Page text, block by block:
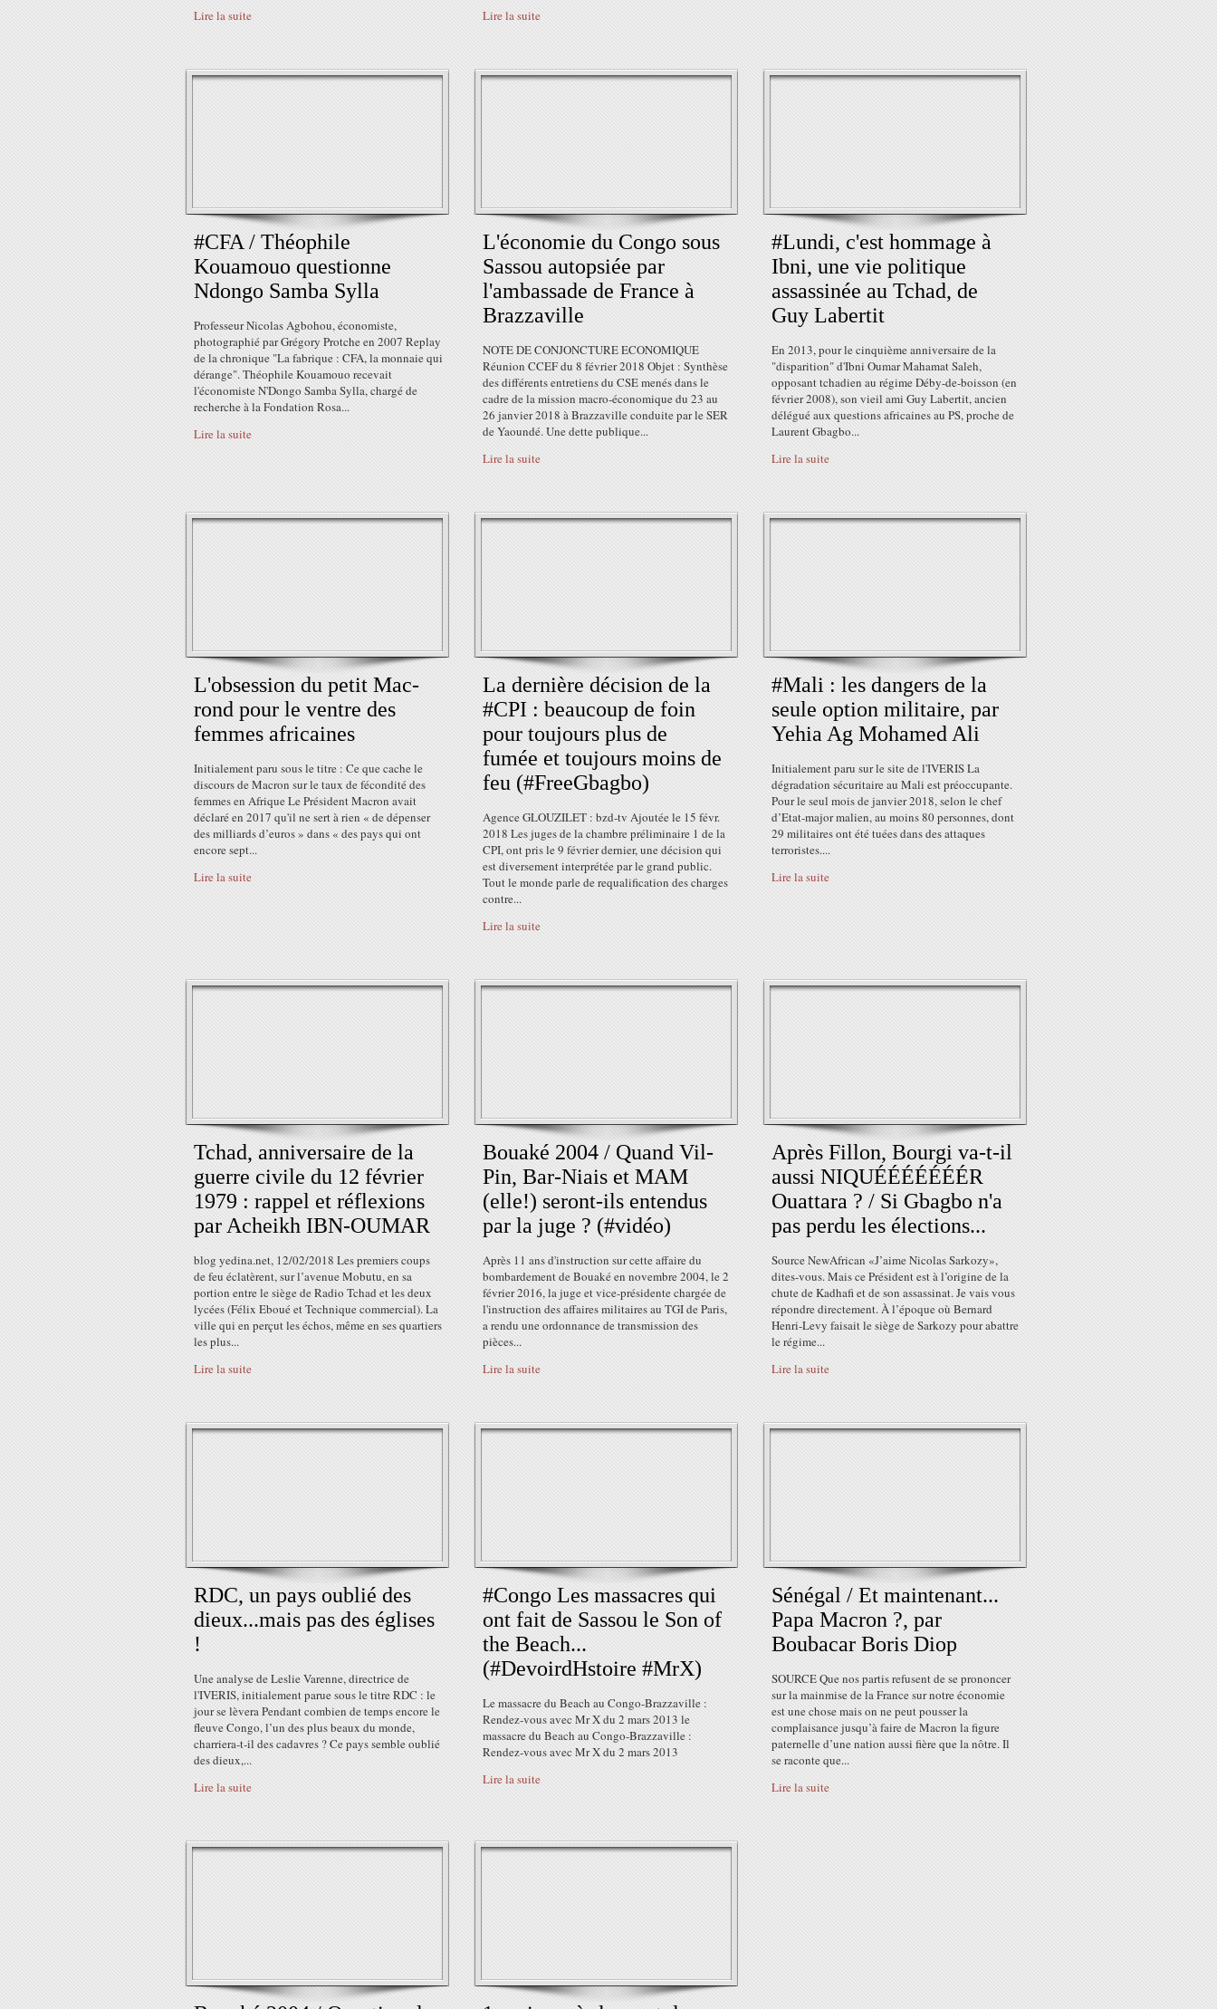
Lire la suite
Lire la suite
#CFA / Théophile
Kouamouo questionne
Ndongo Samba Sylla
Professeur Nicolas Agbohou, économiste,
photographié par Grégory Protche en 2007 Replay
de la chronique "La fabrique : CFA, la monnaie qui
dérange". Théophile Kouamouo recevait
l'économiste N'Dongo Samba Sylla, chargé de
recherche à la Fondation Rosa...
Lire la suite
L'économie du Congo sous
Sassou autopsiée par
l'ambassade de France à
Brazzaville
NOTE DE CONJONCTURE ECONOMIQUE
Réunion CCEF du 8 février 2018 Objet : Synthèse
des différents entretiens du CSE menés dans le
cadre de la mission macro-économique du 23 au
26 janvier 2018 à Brazzaville conduite par le SER
de Yaoundé. Une dette publique...
Lire la suite
#Lundi, c'est hommage à
Ibni, une vie politique
assassinée au Tchad, de
Guy Labertit
En 2013, pour le cinquième anniversaire de la
"disparition" d'Ibni Oumar Mahamat Saleh,
opposant tchadien au régime Déby-de-boisson (en
février 2008), son vieil ami Guy Labertit, ancien
délégué aux questions africaines au PS, proche de
Laurent Gbagbo...
Lire la suite
L'obsession du petit Mac-
rond pour le ventre des
femmes africaines
Initialement paru sous le titre : Ce que cache le
discours de Macron sur le taux de fécondité des
femmes en Afrique Le Président Macron avait
déclaré en 2017 qu'il ne sert à rien « de dépenser
des milliards d’euros » dans « des pays qui ont
encore sept...
Lire la suite
La dernière décision de la
#CPI : beaucoup de foin
pour toujours plus de
fumée et toujours moins de
feu (#FreeGbagbo)
Agence GLOUZILET : bzd-tv Ajoutée le 15 févr.
2018 Les juges de la chambre préliminaire 1 de la
CPI, ont pris le 9 février dernier, une décision qui
est diversement interprétée par le grand public.
Tout le monde parle de requalification des charges
contre...
Lire la suite
#Mali : les dangers de la
seule option militaire, par
Yehia Ag Mohamed Ali
Initialement paru sur le site de l'IVERIS La
dégradation sécuritaire au Mali est préoccupante.
Pour le seul mois de janvier 2018, selon le chef
d’Etat-major malien, au moins 80 personnes, dont
29 militaires ont été tuées dans des attaques
terroristes....
Lire la suite
Tchad, anniversaire de la
guerre civile du 12 février
1979 : rappel et réflexions
par Acheikh IBN-OUMAR
blog yedina.net, 12/02/2018 Les premiers coups
de feu éclatèrent, sur l’avenue Mobutu, en sa
portion entre le siège de Radio Tchad et les deux
lycées (Félix Eboué et Technique commercial). La
ville qui en perçut les échos, même en ses quartiers
les plus...
Lire la suite
Bouaké 2004 / Quand Vil-
Pin, Bar-Niais et MAM
(elle!) seront-ils entendus
par la juge ? (#vidéo)
Après 11 ans d'instruction sur cette affaire du
bombardement de Bouaké en novembre 2004, le 2
février 2016, la juge et vice-présidente chargée de
l'instruction des affaires militaires au TGI de Paris,
a rendu une ordonnance de transmission des
pièces...
Lire la suite
Après Fillon, Bourgi va-t-il
aussi NIQUÉÉÉÉÉÉÉR
Ouattara ? / Si Gbagbo n'a
pas perdu les élections...
Source NewAfrican «J’aime Nicolas Sarkozy»,
dites-vous. Mais ce Président est à l’origine de la
chute de Kadhafi et de son assassinat. Je vais vous
répondre directement. À l’époque où Bernard
Henri-Levy faisait le siège de Sarkozy pour abattre
le régime...
Lire la suite
RDC, un pays oublié des
dieux...mais pas des églises
!
Une analyse de Leslie Varenne, directrice de
l'IVERIS, initialement parue sous le titre RDC : le
jour se lèvera Pendant combien de temps encore le
fleuve Congo, l’un des plus beaux du monde,
charriera-t-il des cadavres ? Ce pays semble oublié
des dieux,...
Lire la suite
#Congo Les massacres qui
ont fait de Sassou le Son of
the Beach...
(#DevoirdHstoire #MrX)
Le massacre du Beach au Congo-Brazzaville :
Rendez-vous avec Mr X du 2 mars 2013 le
massacre du Beach au Congo-Brazzaville :
Rendez-vous avec Mr X du 2 mars 2013
Lire la suite
Sénégal / Et maintenant...
Papa Macron ?, par
Boubacar Boris Diop
SOURCE Que nos partis refusent de se prononcer
sur la mainmise de la France sur notre économie
est une chose mais on ne peut pousser la
complaisance jusqu’à faire de Macron la figure
paternelle d’une nation aussi fière que la nôtre. Il
se raconte que...
Lire la suite